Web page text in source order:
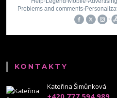
KONTAKTY
Kateřina Šimůnková
+420 777 594 989